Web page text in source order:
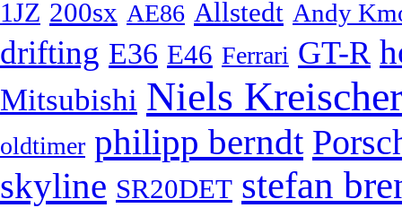
1JZ 200sx AE86 Allstedt Andy
drifting E36 E46 Ferrari GT-R
Mitsubishi Niels Kreischer
oldtimer philipp berndt
skyline SR20DET stefan